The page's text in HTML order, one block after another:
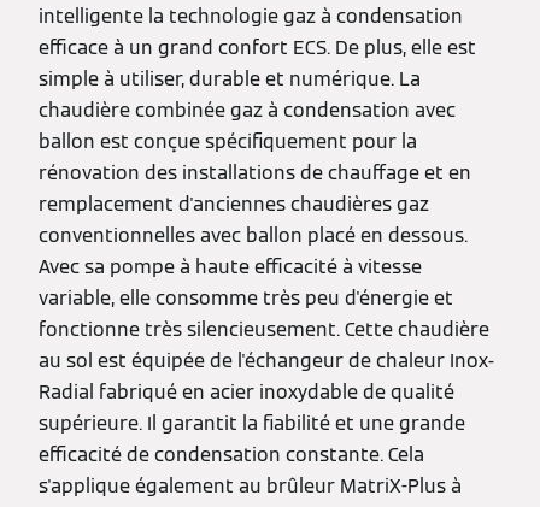
intelligente la technologie gaz à condensation
efficace à un grand confort ECS. De plus, elle est
simple à utiliser, durable et numérique. La
chaudière combinée gaz à condensation avec
ballon est conçue spécifiquement pour la
rénovation des installations de chauffage et en
remplacement d'anciennes chaudières gaz
conventionnelles avec ballon placé en dessous.
Avec sa pompe à haute efficacité à vitesse
variable, elle consomme très peu d'énergie et
fonctionne très silencieusement. Cette chaudière
au sol est équipée de l'échangeur de chaleur Inox-
Radial fabriqué en acier inoxydable de qualité
supérieure. Il garantit la fiabilité et une grande
efficacité de condensation constante. Cela
s'applique également au brûleur MatriX-Plus à